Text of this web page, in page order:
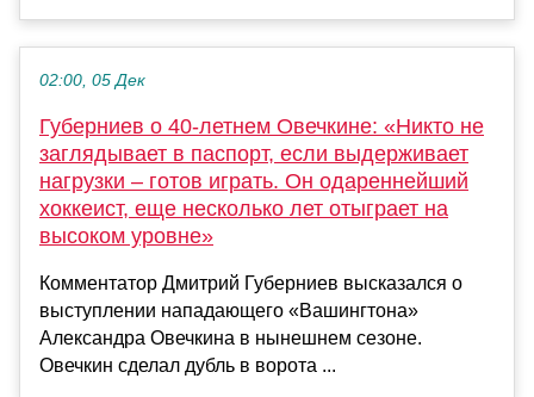
02:00, 05 Дек
Губерниев о 40-летнем Овечкине: «Никто не
заглядывает в паспорт, если выдерживает
нагрузки – готов играть. Он одареннейший
хоккеист, еще несколько лет отыграет на
высоком уровне»
Комментатор Дмитрий Губерниев высказался о
выступлении нападающего «Вашингтона»
Александра Овечкина в нынешнем сезоне.
Овечкин сделал дубль в ворота ...